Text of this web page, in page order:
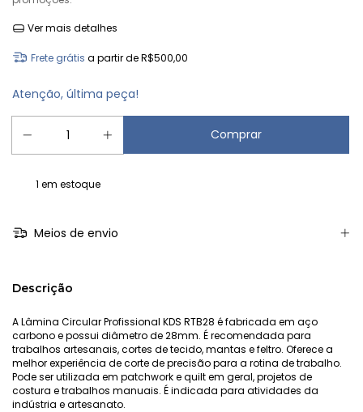
Ver mais detalhes
Frete grátis a partir deR$500,00
Atenção, última peça!
1 em estoque
Meios de envio
Descrição
A Lâmina Circular Profissional KDS RTB28 é fabricada em aço
carbono e possui diâmetro de 28mm. É recomendada para
trabalhos artesanais, cortes de tecido, mantas e feltro. Oferece a
melhor experiência de corte de precisão para a rotina de trabalho.
Pode ser utilizada em patchwork e quilt em geral, projetos de
costura e trabalhos manuais. É indicada para atividades da
indústria e artesanato.